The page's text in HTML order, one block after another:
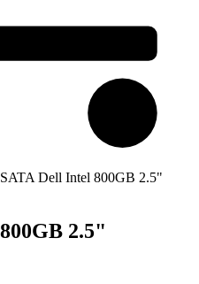
Dell Intel 800GB 2.5"
2.5"